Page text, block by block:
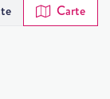
Carte